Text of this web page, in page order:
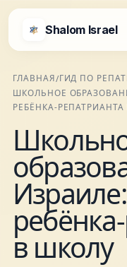
Shalom Israel
Блог
Афиша
Новости
ГЛАВНАЯ/ГИД ПО
ШКОЛЬНОЕ
РЕБЁНКА-
в школу